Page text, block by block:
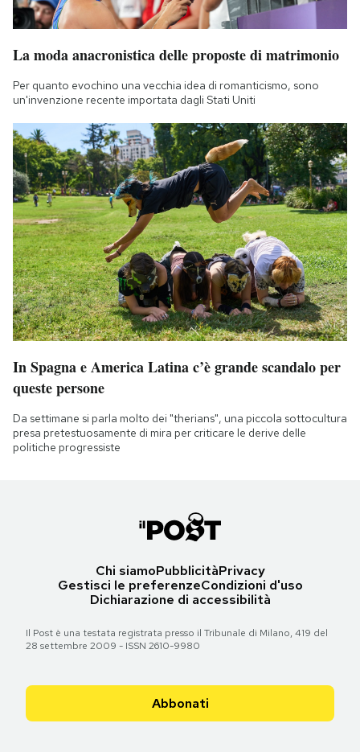
La moda anacronistica delle proposte di matrimonio
Per quanto evochino una vecchia idea di romanticismo, sono
un'invenzione recente importata dagli Stati Uniti
In Spagna e America Latina c’è grande scandalo per
queste persone
Da settimane si parla molto dei "therians", una piccola sottocultura
presa pretestuosamente di mira per criticare le derive delle
politiche progressiste
Chi siamoPubblicitàPrivacy
Gestisci le preferenzeCondizioni d'uso
Dichiarazione di accessibilità
Il Post è una testata registrata presso il Tribunale di Milano, 419 del
28 settembre 2009 - ISSN 2610-9980
Abbonati